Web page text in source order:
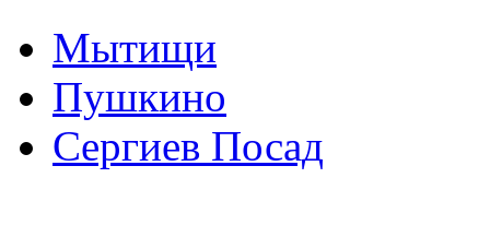
Мытищи
Пушкино
Сергиев Посад